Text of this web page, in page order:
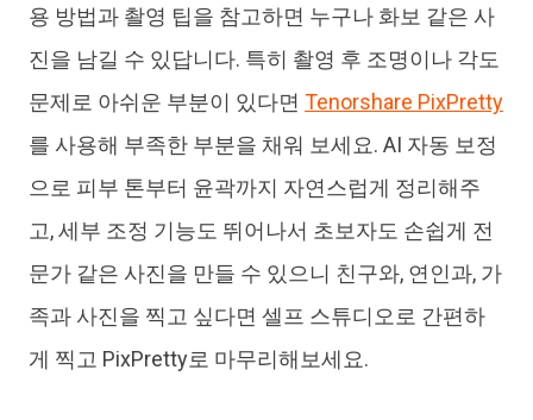
용 방법과 촬영 팁을 참고하면 누구나 화보 같은 사
진을 남길 수 있답니다. 특히 촬영 후 조명이나 각도
문제로 아쉬운 부분이 있다면 Tenorshare PixPretty
를 사용해 부족한 부분을 채워 보세요. AI 자동 보정
으로 피부 톤부터 윤곽까지 자연스럽게 정리해주
고, 세부 조정 기능도 뛰어나서 초보자도 손쉽게 전
문가 같은 사진을 만들 수 있으니 친구와, 연인과, 가
족과 사진을 찍고 싶다면 셀프 스튜디오로 간편하
게 찍고 PixPretty로 마무리해보세요.